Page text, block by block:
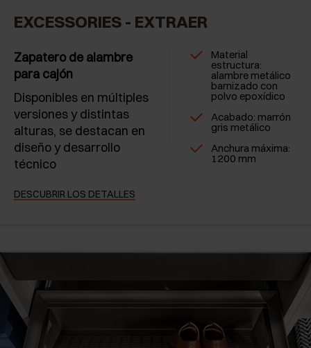
EXCESSORIES - EXTRAER
Zapatero de alambre
para cajón
Disponibles en múltiples
versiones y distintas
alturas, se destacan en
diseño y desarrollo
técnico
DESCUBRIR LOS DETALLES
Material
estructura:
alambre metálico
barnizado con
polvo epoxídico
Acabado: marrón
gris metálico
Anchura máxima:
1200 mm